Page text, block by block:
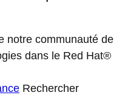
notre communauté de
dans le Red Hat®
Rechercher